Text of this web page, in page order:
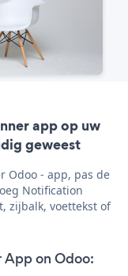
app op uw
geweest
Odoo - app, pas de
Notification
zijbalk, voettekst of
App on Odoo: